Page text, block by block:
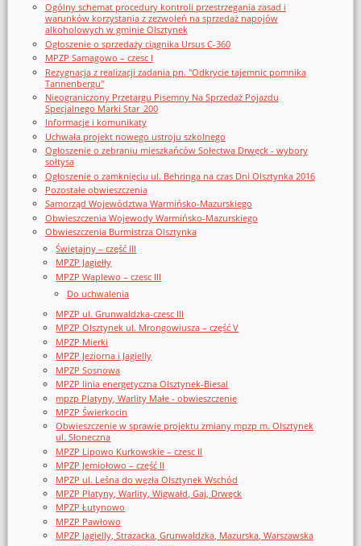
Ogólny schemat procedury kontroli przestrzegania zasad i
warunków korzystania z zezwoleń na sprzedaż napojów
alkoholowych w gminie Olsztynek
Ogłoszenie o sprzedaży ciągnika Ursus C-360
MPZP Samagowo – czesc I
Rezygnacja z realizacji zadania pn. "Odkrycie tajemnic pomnika
Tannenbergu"
Nieograniczony Przetargu Pisemny Na Sprzedaż Pojazdu
Specjalnego Marki Star_200
Informacje i komunikaty
Uchwała projekt nowego ustroju szkolnego
Ogłoszenie o zebraniu mieszkańców Sołectwa Drwęck - wybory
sołtysa
Ogłoszenie o zamknięciu ul. Behringa na czas Dni Olsztynka 2016
Pozostałe obwieszczenia
Samorząd Województwa Warmińsko-Mazurskiego
Obwieszczenia Wojewody Warmińsko-Mazurskiego
Obwieszczenia Burmistrza Olsztynka
Świętajny – część III
MPZP Jagiełły
MPZP Waplewo – czesc III
Do uchwalenia
MPZP ul. Grunwaldzka-czesc III
MPZP Olsztynek ul. Mrongowiusza – część V
MPZP Mierki
MPZP Jeziorna i Jagielly
MPZP Sosnowa
MPZP linia energetyczna Olsztynek-Biesal
mpzp Platyny, Warlity Małe - obwieszczenie
MPZP Świerkocin
Obwieszczenie w sprawie projektu zmiany mpzp m. Olsztynek
ul. Słoneczna
MPZP Lipowo Kurkowskie – czesc II
MPZP Jemiołowo – część II
MPZP ul. Leśna do węzła Olsztynek Wschód
MPZP Platyny, Warlity, Wigwałd, Gaj, Drwęck
MPZP Łutynowo
MPZP Pawłowo
MPZP Jagielly, Strazacka, Grunwaldzka, Mazurska, Warszawska